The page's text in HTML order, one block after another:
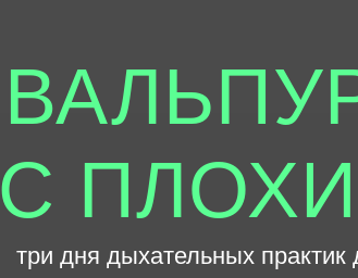
С
три дня дыхательных практик